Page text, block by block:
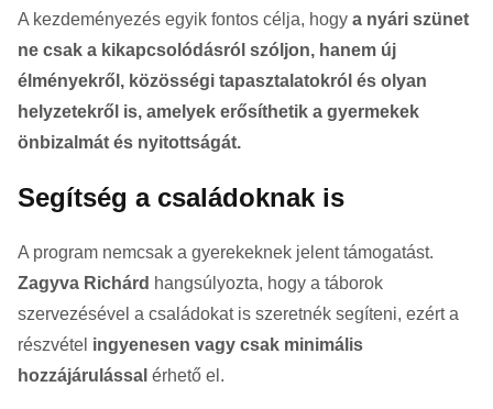
A kezdeményezés egyik fontos célja, hogy a nyári szünet
ne csak a kikapcsolódásról szóljon, hanem új
élményekről, közösségi tapasztalatokról és olyan
helyzetekről is, amelyek erősíthetik a gyermekek
önbizalmát és nyitottságát.
Segítség a családoknak is
A program nemcsak a gyerekeknek jelent támogatást.
Zagyva Richárd hangsúlyozta, hogy a táborok
szervezésével a családokat is szeretnék segíteni, ezért a
részvétel ingyenesen vagy csak minimális
hozzájárulással érhető el.